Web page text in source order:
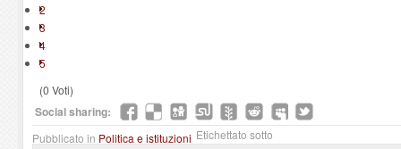
2
3
4
5
(0 Voti)
Social sharing:
Pubblicato in Politica e istituzioni Etichettato sotto